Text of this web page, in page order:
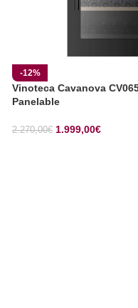
-12%
Vinoteca Cavanova
Panelable
2.270,00€ 1.999,00€